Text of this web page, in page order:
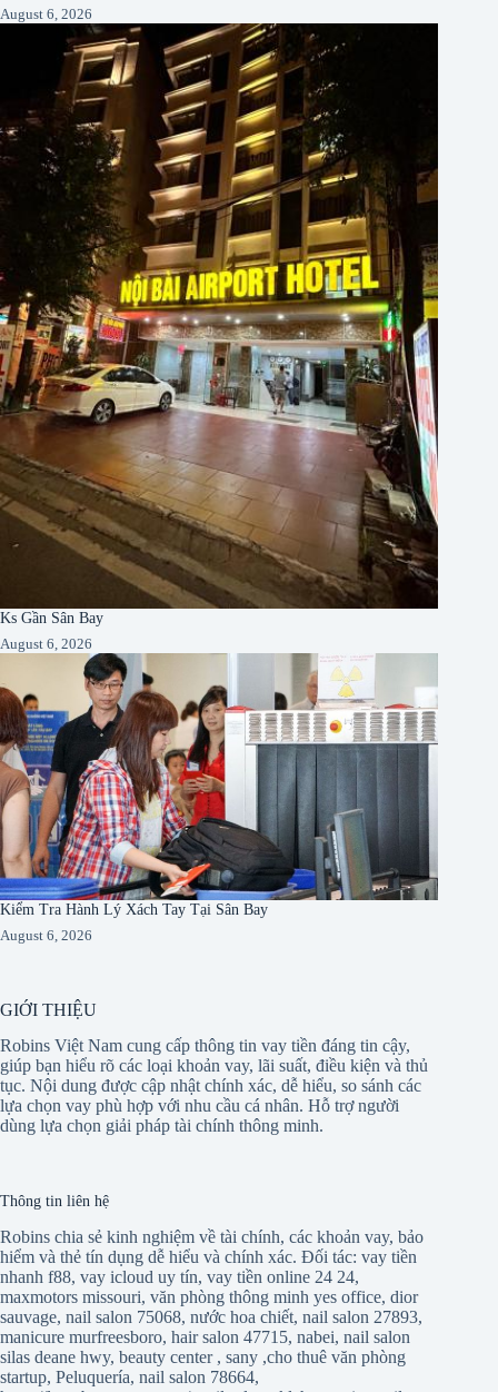
August 6, 2026
Ks Gần Sân Bay
August 6, 2026
Kiểm Tra Hành Lý Xách Tay Tại Sân Bay
August 6, 2026
GIỚI THIỆU
Robins Việt Nam cung cấp thông tin vay tiền đáng tin cậy,
giúp bạn hiểu rõ các loại khoản vay, lãi suất, điều kiện và thủ
tục. Nội dung được cập nhật chính xác, dễ hiểu, so sánh các
lựa chọn vay phù hợp với nhu cầu cá nhân. Hỗ trợ người
dùng lựa chọn giải pháp tài chính thông minh.
Thông tin liên hệ
Robins chia sẻ kinh nghiệm về tài chính, các khoản vay, bảo
hiểm và thẻ tín dụng dễ hiểu và chính xác. Đối tác: vay tiền
nhanh f88, vay icloud uy tín, vay tiền online 24 24,
maxmotors missouri, văn phòng thông minh yes office, dior
sauvage, nail salon 75068, nước hoa chiết, nail salon 27893,
manicure murfreesboro, hair salon 47715, nabei, nail salon
silas deane hwy, beauty center, sany ,cho thuê văn phòng
startup, Peluquería, nail salon 78664,